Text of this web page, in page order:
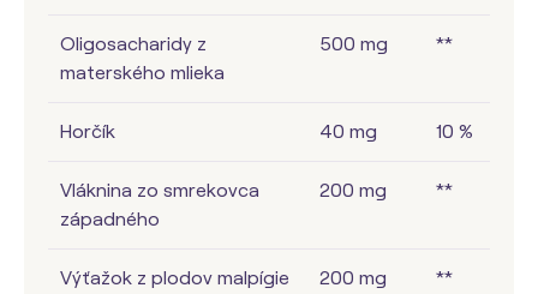
Oligosacharidy z
materského mlieka
500 mg **
Horčík 40 mg 10 %
Vláknina zo smrekovca
západného
200 mg **
Výťažok z plodov malpígie
200 mg **